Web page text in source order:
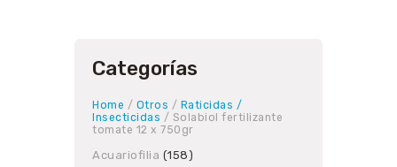
Categorías
Home / Otros / Raticidas /
Insecticidas / Solabiol fertilizante
tomate 12 x 750gr
Acuariofilia 158158